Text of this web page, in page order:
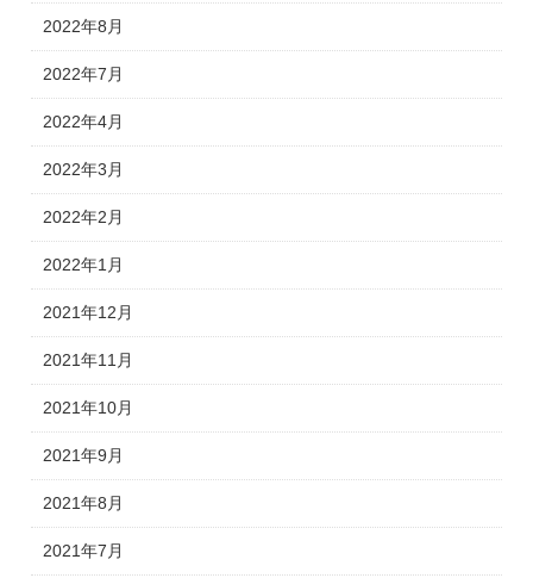
2022年8月
2022年7月
2022年4月
2022年3月
2022年2月
2022年1月
2021年12月
2021年11月
2021年10月
2021年9月
2021年8月
2021年7月